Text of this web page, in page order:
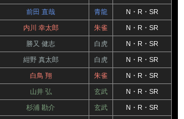
前田 直哉 青龍 N・R・SR
内川 幸太郎 朱雀 N・R・SR
勝又 健志 白虎 N・R・SR
紺野 真太郎 白虎 N・R・SR
白鳥 翔 朱雀 N・R・SR
山井 弘 玄武 N・R・SR
杉浦 勘介 玄武 N・R・SR